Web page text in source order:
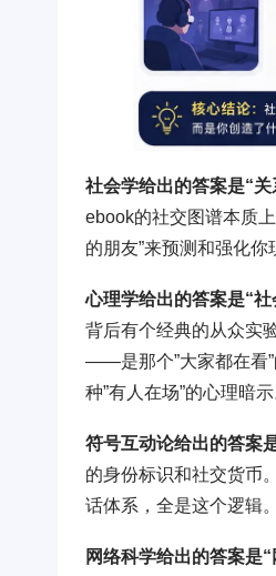
社会学给出的答案是“
ebook的社交图谱本质
的朋友”来预测和强化你
心理学给出的答案是“
背后有个经典的从众实
——是那个”大家都在看”
种”有人在场”的心理暗示
符号互动论给出的答案
的身份标识和社交货币
话体系，全是这个逻辑
网络科学给出的答案是“